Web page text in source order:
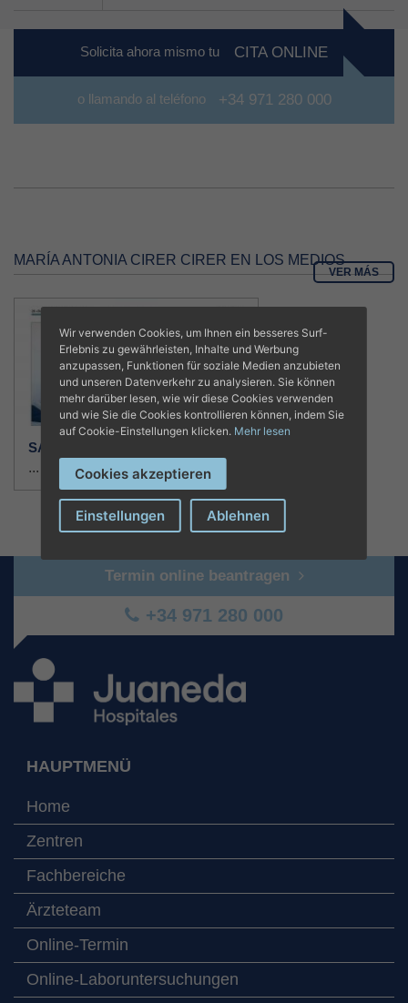
Solicita ahora mismo tu CITA ONLINE
o llamando al teléfono +34 971 280 000
MARÍA ANTONIA CIRER CIRER EN LOS MEDIOS
VER MÁS
SALUT I FORÇA |07/12/2020
...
Termin online beantragen
+34 971 280 000
HAUPTMENÜ
Home
Zentren
Fachbereiche
Ärzteteam
Online-Termin
Online-Laboruntersuchungen
Wir verwenden Cookies, um Ihnen ein besseres Surf-
Erlebnis zu gewährleisten, Inhalte und Werbung
anzupassen, Funktionen für soziale Medien anzubieten
und unseren Datenverkehr zu analysieren. Sie können
mehr darüber lesen, wie wir diese Cookies verwenden
und wie Sie die Cookies kontrollieren können, indem Sie
auf Cookie-Einstellungen klicken. Mehr lesen
Cookies akzeptieren
Einstellungen Ablehnen